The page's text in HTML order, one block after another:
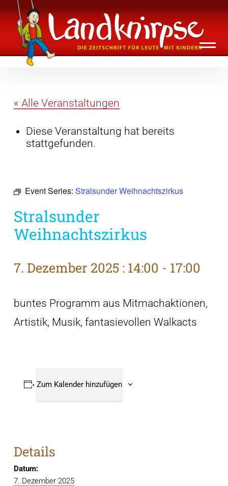
Inhalte
überspringen
Landknirpse – Die Zeitschrift für Leute
mit Kindern
« Alle Veranstaltungen
Diese Veranstaltung hat bereits
stattgefunden.
Event Series: Stralsunder Weihnachtszirkus
Stralsunder
Weihnachtszirkus
7. Dezember 2025 : 14:00 - 17:00
buntes Programm aus Mitmachaktionen,
Artistik, Musik, fantasievollen Walkacts
Zum Kalender hinzufügen
Details
Datum:
7. Dezember 2025